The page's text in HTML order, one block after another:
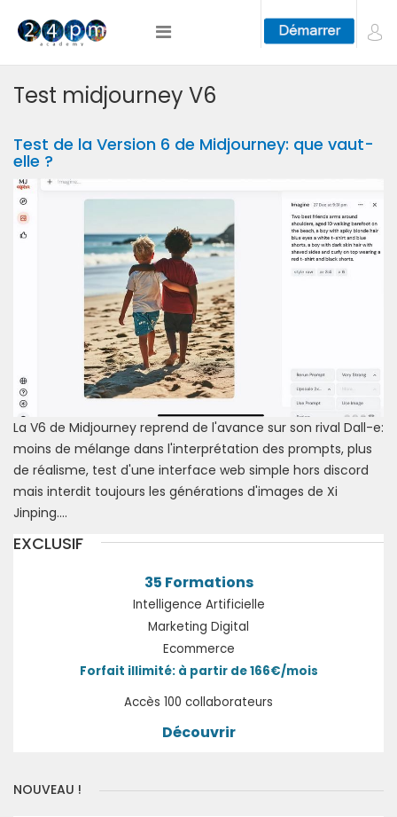
Test midjourney V6
Test de la Version 6 de Midjourney: que vaut-
elle ?
La V6 de Midjourney reprend de l'avance sur son rival Dall-e:
moins de mélange dans l'interprétation des prompts, plus
de réalisme, test d'une interface web simple hors discord
mais interdit toujours les générations d'images de Xi
Jinping....
EXCLUSIF
35 Formations
Intelligence Artificielle
Marketing Digital
Ecommerce
Forfait illimité: à partir de 166€/mois
Accès 100 collaborateurs
Découvrir
NOUVEAU !